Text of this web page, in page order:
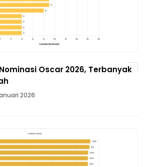
Nominasi Oscar 2026, Terbanyak
2026